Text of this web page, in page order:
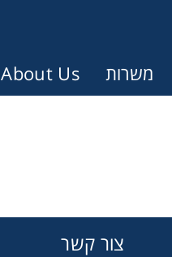
משרות About Us
צור קשר